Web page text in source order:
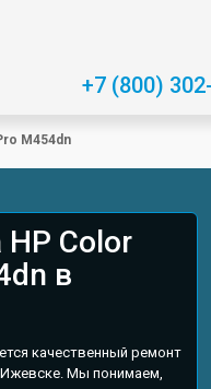
+7 (800)
M454dn
Color
в
качественный ремонт
Ижевске. Мы понимаем,